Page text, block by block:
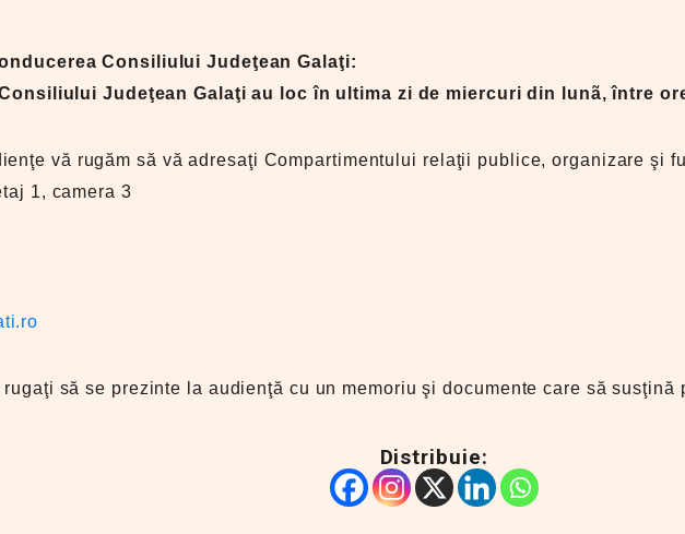
Consiliului Judeţean Galaţi:
Judeţean Galaţi au loc în ultima zi de miercuri din lunã, între
vă rugăm să vă adresaţi Compartimentului relaţii publice, organizare şi
1, camera 3
să se prezinte la audienţă cu un memoriu şi documente care să
Distribuie: